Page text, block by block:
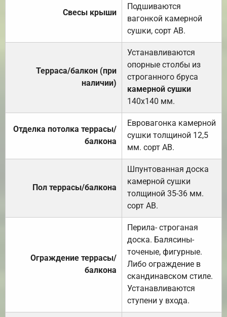
Свесы крыши
Подшиваются
вагонкой камерной
сушки, сорт АВ.
Терраса/балкон (при
наличии)
Устанавливаются
опорные столбы из
строганного бруса
камерной сушки
140х140 мм.
Отделка потолка террасы/
балкона
Евровагонка камерной
сушки толщиной 12,5
мм. сорт АВ.
Пол террасы/балкона
Шпунтованная доска
камерной сушки
толщиной 35-36 мм.
сорт АВ.
Ограждение террасы/
балкона
Перила- строганая
доска. Балясины-
точеные, фигурные.
Либо ограждение в
скандинавском стиле.
Устанавливаются
ступени у входа.